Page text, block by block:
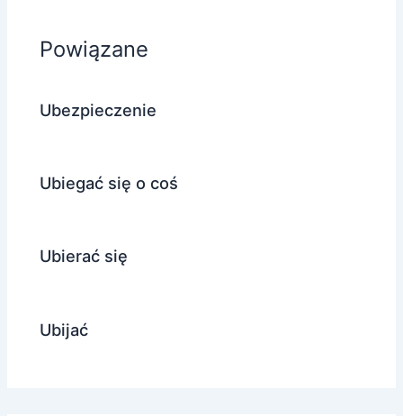
Powiązane
Ubezpieczenie
Ubiegać się o coś
Ubierać się
Ubijać